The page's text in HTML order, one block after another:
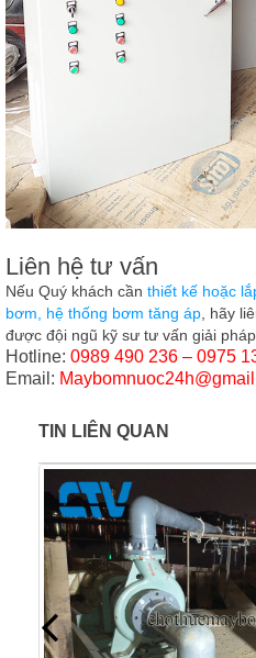
Liên hệ tư vấn
Nếu Quý khách cần thiết kế hoặc
bơm, hệ thống bơm tăng áp , hãy
được đội ngũ kỹ sư tư vấn giải
Hotline: 0989 490 236 – 0975
Email:
TIN LIÊN QUAN